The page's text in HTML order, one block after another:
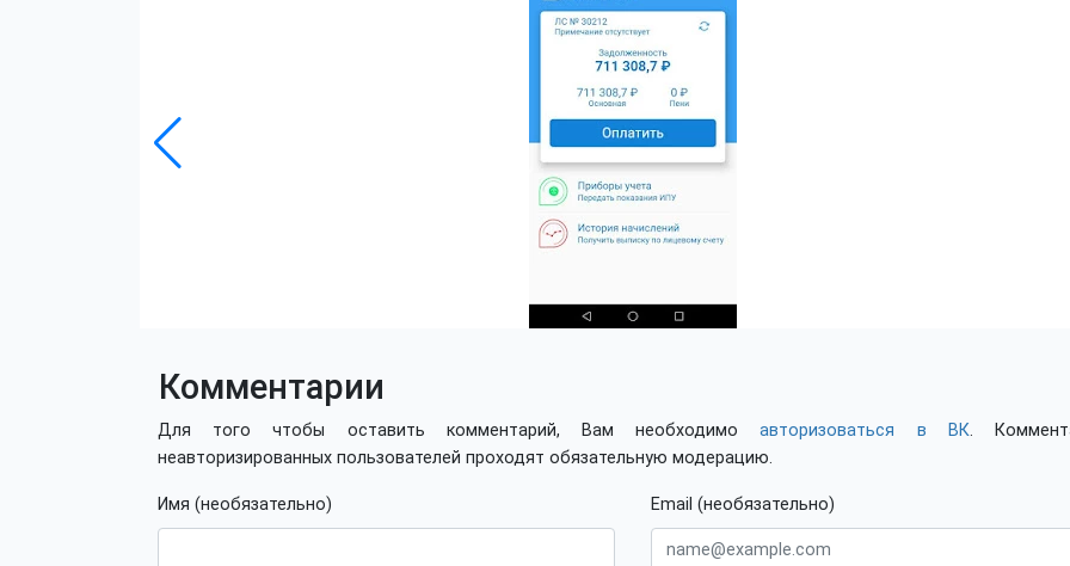
Комментарии
Для того чтобы оставить комментарий, Вам необходимоавторизоваться в ВК.
неавторизированных пользователей проходят обязательную модерацию.
Имя (необязательно) Email (необязательно)